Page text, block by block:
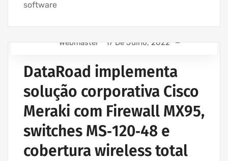
software
EMPRESA ASSISTÊNCIA INFORMÁTICA | SERVIÇOS
INFORMÁTICA
EMPRESA INFORMATICA E SERVIÇOS INFORMÁTICA
IT UNLIMITED - SERVIÇOS INFORMÁTICA
MANUTENÇÃO INFORMÁTICA EMPRESAS
Webmaster 17 De Julho, 2022
DataRoad implementa
solução corporativa Cisco
Meraki com Firewall MX95,
switches MS‑120‑48 e
cobertura wireless total